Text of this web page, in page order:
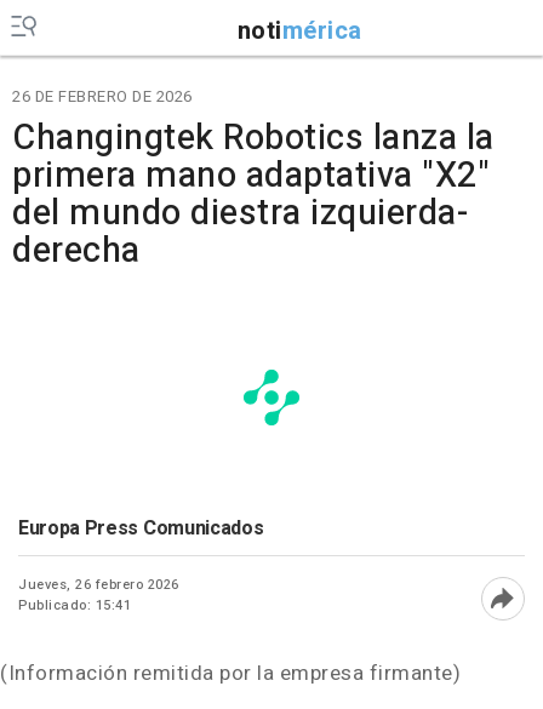
notimérica
26 DE FEBRERO DE 2026
Changingtek Robotics lanza la
primera mano adaptativa "X2"
del mundo diestra izquierda-
derecha
Europa Press Comunicados
Jueves, 26 febrero 2026
Publicado: 15:41
(Información remitida por la empresa firmante)